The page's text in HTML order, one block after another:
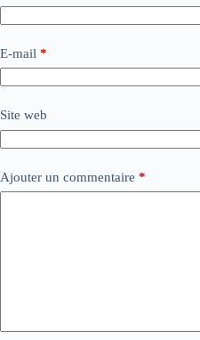
E-mail *
Site web
Ajouter un commentaire *